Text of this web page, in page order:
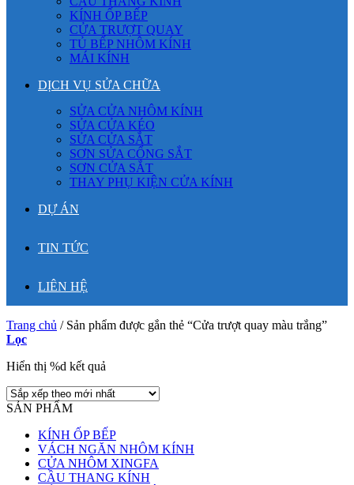
KÍNH ỐP BẾP
CỬA TRƯỢT QUAY
TỦ BẾP NHÔM KÍNH
MÁI KÍNH
DỊCH VỤ SỬA CHỮA
SỬA CỬA NHÔM KÍNH
SỬA CỬA KÉO
SỬA CỬA SẮT
SƠN SỬA CỔNG SẮT
SƠN CỬA SẮT
THAY PHỤ KIỆN CỬA KÍNH
DỰ ÁN
TIN TỨC
LIÊN HỆ
Trang chủ /Sản phẩm được gắn thẻ “Cửa trượt quay màu trắng”
Lọc
Hiển thị %d kết quả
SẢN PHẨM
KÍNH ỐP BẾP
VÁCH NGĂN NHÔM KÍNH
CỬA NHÔM XINGFA
CẦU THANG KÍNH